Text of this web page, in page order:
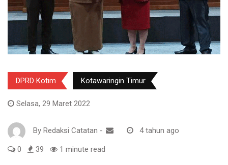
DPRD Kotim Kotawaringin Timur
Selasa, 29 Maret 2022
By Redaksi Catatan - 4 tahun ago
0 39 1 minute read